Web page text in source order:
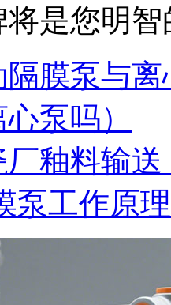
是您明
隔膜泵与
泵吗）
厂釉料输
泵工作原